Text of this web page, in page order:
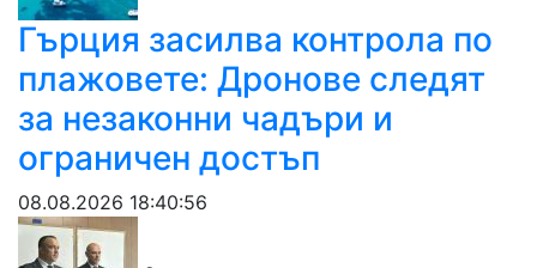
Гърция засилва контрола по
плажовете: Дронове следят
за незаконни чадъри и
ограничен достъп
08.08.2026 18:40:56